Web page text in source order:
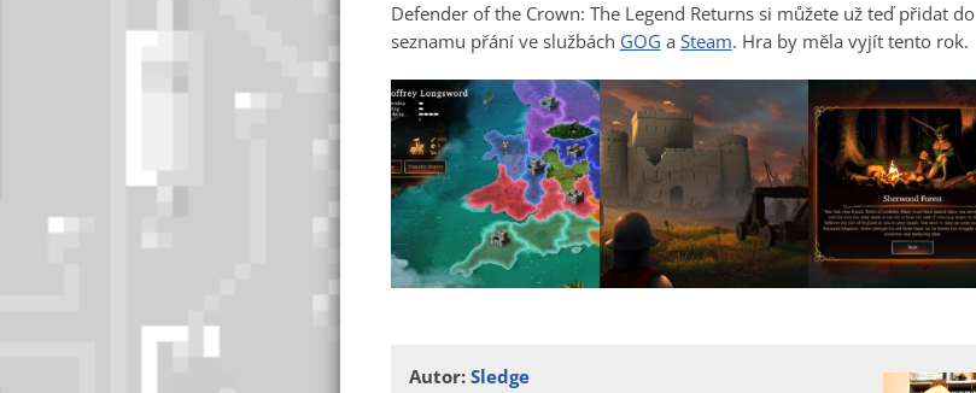
Defender of the Crown: The Legend Returns si můžete už teď přidat do
seznamu přání ve službách GOG a Steam. Hra by měla vyjít tento rok.
Autor:Sledge